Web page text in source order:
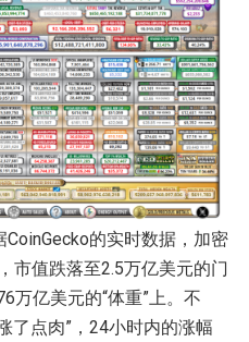
的实时数据，加密
市值跌落至2.5万亿美元的门
万亿美元的“体重”上。不
了点肉”，24小时内的涨幅